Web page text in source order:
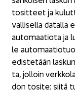
to­sit­teet ja
val­li­sel­la da­tal­la
au­to­maa­tio­ta ja
le
edis­te­tään
ta, jol­loin
don to­si­te: siitä